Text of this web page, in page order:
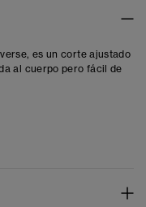
es un corte ajustado
al cuerpo pero fácil de